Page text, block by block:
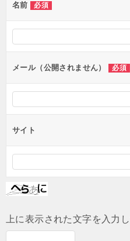
ー
シ
ョ
ン
名前 必須
メール（公開されません） 必須
サイト
上に表示された文字を入力